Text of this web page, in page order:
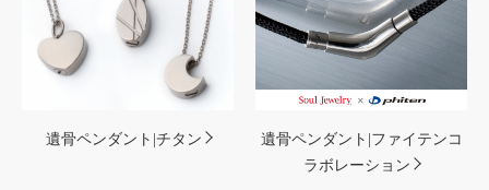
遺骨ペンダント|チタン
遺骨ペンダント|ファイテンコ
ラボレーション